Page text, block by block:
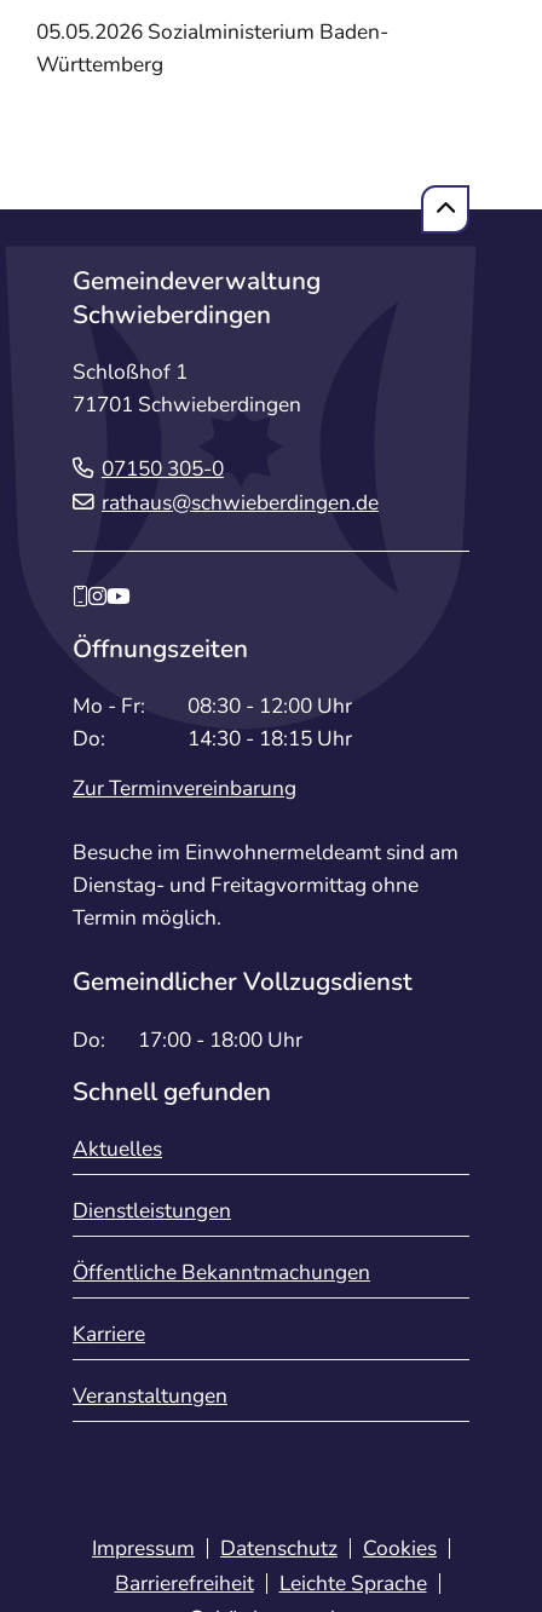
05.05.2026 Sozialministerium Baden-
Württemberg
Gemeindeverwaltung
Schwieberdingen
Schloßhof 1
71701 Schwieberdingen
07150 305-0
rathaus@schwieberdingen.de
Öffnungszeiten
Mo - Fr:
08:30 - 12:00 Uhr
Do:
14:30 - 18:15 Uhr
Zur Terminvereinbarung
Besuche im Einwohnermeldeamt sind am
Dienstag- und Freitagvormittag ohne
Termin möglich.
Gemeindlicher Vollzugsdienst
Do: 17:00 - 18:00 Uhr
Schnell gefunden
Aktuelles
Dienstleistungen
Öffentliche Bekanntmachungen
Karriere
Veranstaltungen
Impressum Datenschutz
Cookies
Barrierefreiheit
Leichte Sprache